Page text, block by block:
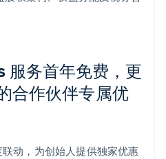
服务首年免费，更
合作伙伴专属优
联动，为创始人提供独家优惠